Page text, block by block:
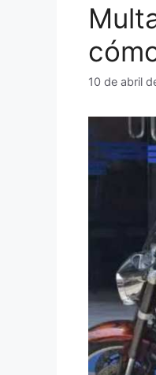
10 de abril